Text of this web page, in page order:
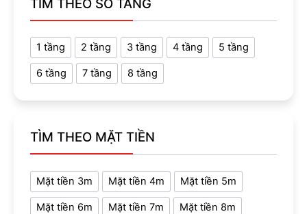
TÌM THEO SỐ TẦNG
1 tầng 2 tầng 3 tầng 4 tầng 5 tầng
6 tầng 7 tầng 8 tầng
TÌM THEO MẶT TIỀN
Mặt tiền 3m Mặt tiền 4m Mặt tiền 5m
Mặt tiền 6m Mặt tiền 7m Mặt tiền 8m